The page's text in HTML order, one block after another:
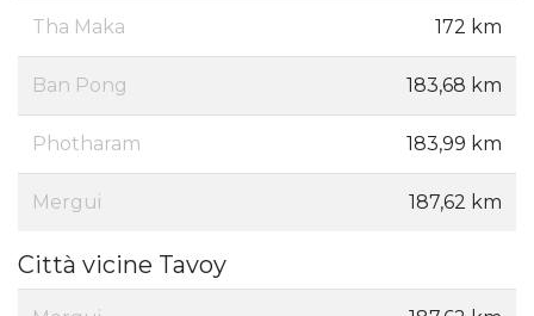
Tha Maka 172 km
Ban Pong 183,68 km
Photharam 183,99 km
Mergui 187,62 km
Città vicine Tavoy